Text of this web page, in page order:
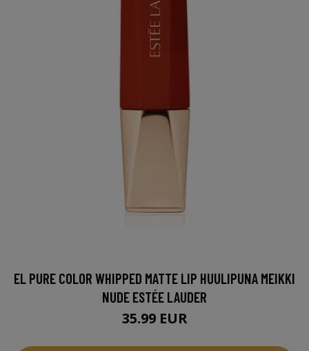
EL PURE COLOR WHIPPED MATTE LIP HUULIPUNA MEIKKI
NUDE ESTÉE LAUDER
35.99 EUR